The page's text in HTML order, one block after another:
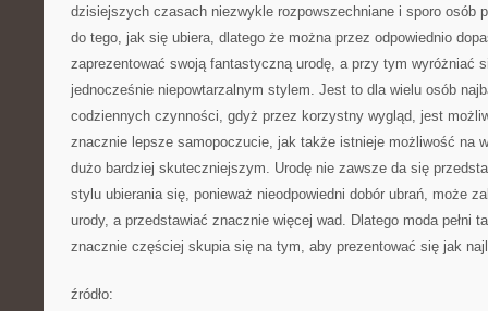
dzisiejszych czasach niezwykle rozpowszechniane i sporo osób
do tego, jak się ubiera, dlatego że można przez odpowiednio
zaprezentować swoją fantastyczną urodę, a przy tym wyróżniać
jednocześnie niepowtarzalnym stylem. Jest to dla wielu osób
codziennych czynności, gdyż przez korzystny wygląd, jest
znacznie lepsze samopoczucie, jak także istnieje możliwość na
dużo bardziej skuteczniejszym. Urodę nie zawsze da się
stylu ubierania się, ponieważ nieodpowiedni dobór ubrań, może
urody, a przedstawiać znacznie więcej wad. Dlatego moda pełni
znacznie częściej skupia się na tym, aby prezentować się jak
źródło: